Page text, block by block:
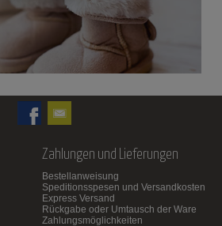
öffnen
Zahlungen und Lieferungen
Bestellanweisung
Speditionsspesen und Versandkosten
Express Versand
Rückgabe oder Umtausch der Ware
Zahlungsmöglichkeiten